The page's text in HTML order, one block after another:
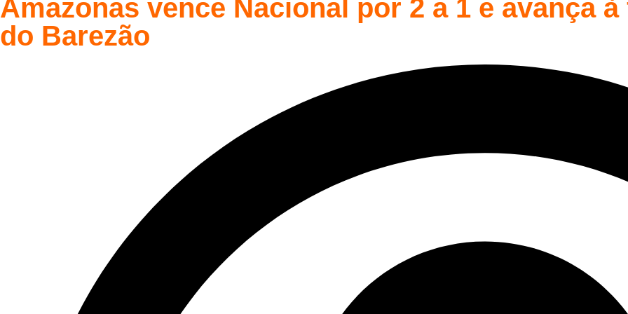
Amazonas vence Nacional por 2 a 1 e avança
do Barezão